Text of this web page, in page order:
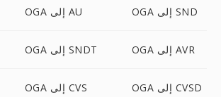
OGA إلى AU OGA إلى SND
OGA إلى SNDT OGA إلى AVR
OGA إلى CVS OGA إلى CVSD